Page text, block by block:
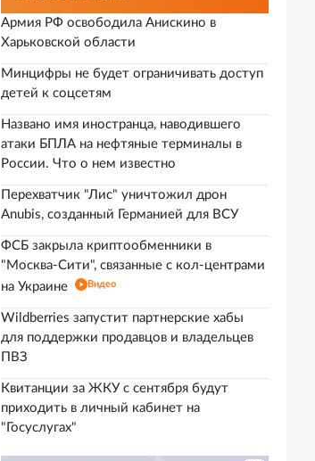
Армия РФ освободила Анискино в
Харьковской области
Минцифры не будет ограничивать доступ
детей к соцсетям
Названо имя иностранца, наводившего
атаки БПЛА на нефтяные терминалы в
России. Что о нем известно
Перехватчик "Лис" уничтожил дрон
Anubis, созданный Германией для ВСУ
ФСБ закрыла криптообменники в
"Москва-Сити", связанные с кол-центрами
на Украине
Видео
Wildberries запустит партнерские хабы
для поддержки продавцов и владельцев
ПВЗ
Квитанции за ЖКУ с сентября будут
приходить в личный кабинет на
"Госуслугах"